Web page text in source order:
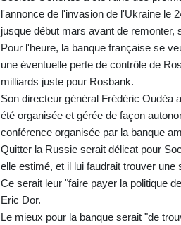
l'annonce de l'invasion de l'Ukraine le
jusque début mars avant de
Pour l'heure, la banque française se
une éventuelle perte de contrôle de
milliards juste pour Rosbank.
Son directeur général Frédéric Oudéa
été organisée et gérée de façon
conférence organisée par la banque
Quitter la Russie serait délicat pour
elle estimé, et il lui faudrait trouver
Ce serait leur "faire payer la politique
Eric Dor.
Le mieux pour la banque serait "de